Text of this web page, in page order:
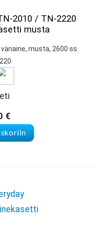
2010 / TN-2220
musta
musta, 2600 ss.
€